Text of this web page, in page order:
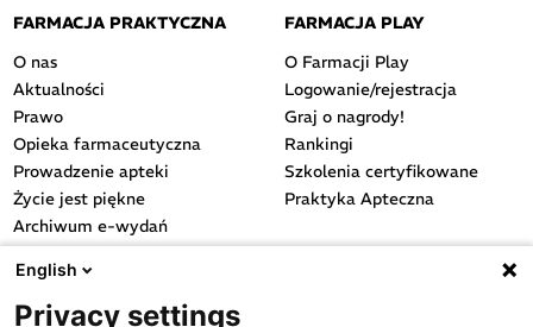
FARMACJA PRAKTYCZNA
O nas
Aktualności
Prawo
Opieka farmaceutyczna
Prowadzenie apteki
Życie jest piękne
Archiwum e-wydań
Przydatne linki
FARMACJA PLAY
O Farmacji Play
Logowanie/rejestracja
Graj o nagrody!
Rankingi
Szkolenia certyfikowane
Praktyka Apteczna
OGÓLNE
English
Privacy settings